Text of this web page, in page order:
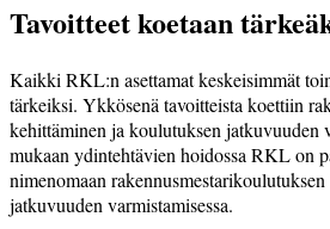
Tavoitteet koetaan
Kaikki RKL:n asettamat keskeisimmät
tärkeiksi. Ykkösenä tavoitteista koettiin
kehittäminen ja koulutuksen jatkuvuuden
mukaan ydintehtävien hoidossa RKL on
nimenomaan rakennusmestarikoulutuksen
jatkuvuuden varmistamisessa.